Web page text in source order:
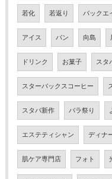
若化 若返り バックエ
アイス パン 向島
ドリンク お菓子 スタ
スターバックスコーヒー
スタバ新作 バラ祭り
エステティシャン ディナ
肌ケア専門店 フォト